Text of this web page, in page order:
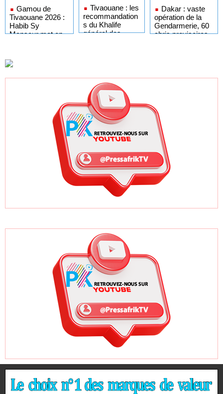
Gamou de
Tivaouane 2026 :
Habib Sy
Mansour met en
contre le « folklore
»
Tivaouane : les
recommandation
s du Khalife
général des
Dakar : vaste
opération de la
Gendarmerie, 60
abris provisoires